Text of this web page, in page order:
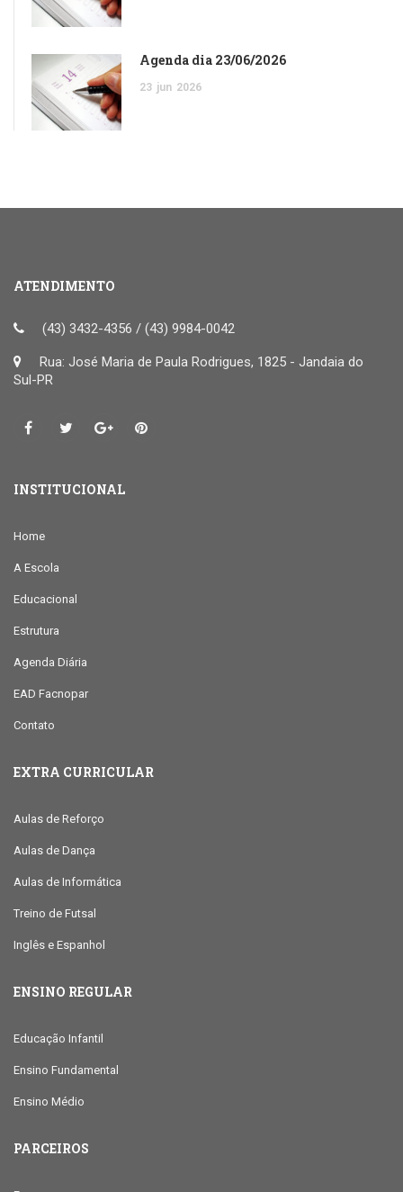
Agenda dia 23/06/2026
23 jun 2026
ATENDIMENTO
(43) 3432-4356 / (43) 9984-0042
Rua: José Maria de Paula Rodrigues, 1825 - Jandaia do
Sul-PR
INSTITUCIONAL
Home
A Escola
Educacional
Estrutura
Agenda Diária
EAD Facnopar
Contato
EXTRA CURRICULAR
Aulas de Reforço
Aulas de Dança
Aulas de Informática
Treino de Futsal
Inglês e Espanhol
ENSINO REGULAR
Educação Infantil
Ensino Fundamental
Ensino Médio
PARCEIROS